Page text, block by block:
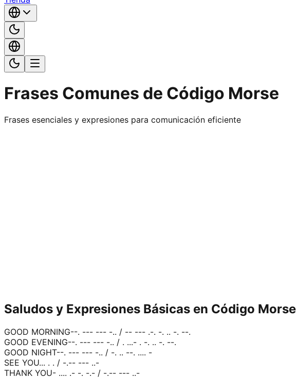
Frases Comunes de Código Morse
Frases esenciales y expresiones para comunicación eficiente
Saludos y Expresiones Básicas en Código Morse
GOOD MORNING--. --- --- -.. / -- --- .-. -. .. -. --.
GOOD EVENING--. --- --- -.. / . ...- . -. .. -. --.
GOOD NIGHT--. --- --- -.. / -. .. --. .... -
SEE YOU... . . / -.-- --- ..-
THANK YOU- .... .- -. -.- / -.-- --- ..-